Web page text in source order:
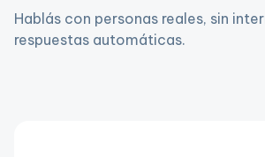
Hablás con personas reales, sin
respuestas automáticas.